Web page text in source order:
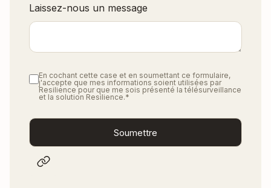
Laissez-nous un message
En cochant cette case et en soumettant ce formulaire,
j'accepte que mes informations soient utilisées par
Resilience pour que me sois présenté la télésurveillance
et la solution Resilience.*